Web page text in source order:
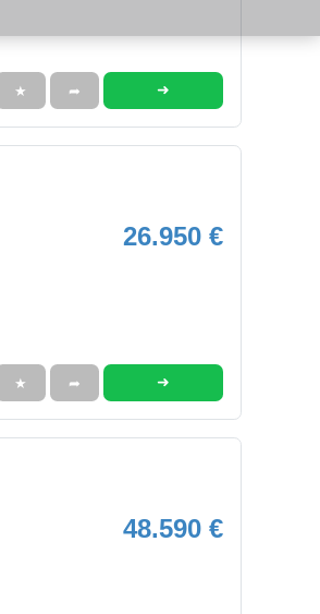
★ ➦ ➜
26.950 €
★ ➦ ➜
48.590 €